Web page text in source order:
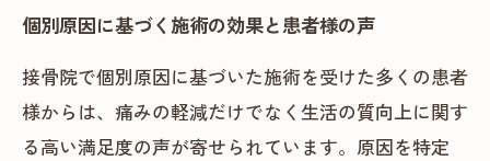
個別原因に基づく施術の効果と患者様の声
接骨院で個別原因に基づいた施術を受けた多くの患者
様からは、痛みの軽減だけでなく生活の質向上に関す
る高い満足度の声が寄せられています。原因を特定